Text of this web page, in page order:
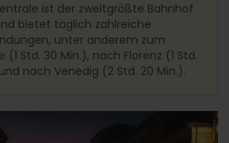
ist der zweitgrößte Bahnhof
bietet täglich zahlreiche
unter anderem zum
(1 Std. 30 Min.), nach Florenz (1 Std.
nach Venedig (2 Std. 20 Min.).